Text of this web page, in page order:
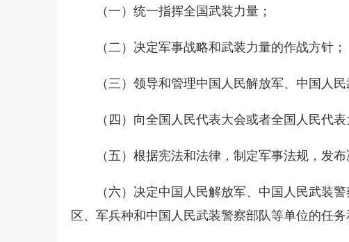
（一）统一指挥全国武装力量；
（二）决定军事战略和武装力量的作战方针；
（三）领导和管理中国人民解放军、中国人
（四）向全国人民代表大会或者全国人民代
（五）根据宪法和法律，制定军事法规，发布
（六）决定中国人民解放军、中国人民武装
区、军兵种和中国人民武装警察部队等单位的任务